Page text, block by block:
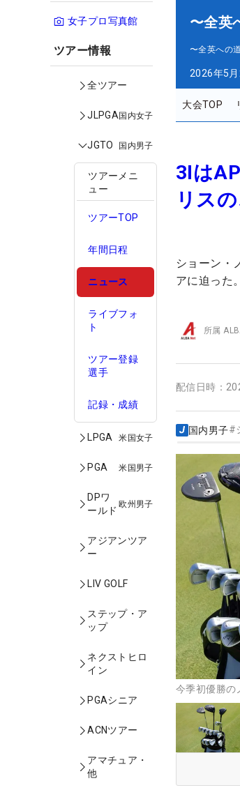
女子プロ写真館
ツアー情報
全ツアー
JLPGA国内女子
JGTO 国内男子
ツアーメニ
ュー
ツアーTOP
年間日程
ニュース
ライブフォ
ト
ツアー登録
選手
記録・成績
LPGA 米国女子
PGA 米国男子
DPワ
ールド
欧州男子
アジアンツア
ー
LIV GOLF
ステップ・ア
ップ
ネクストヒロ
イン
PGAシニア
ACNツアー
アマチュア・
他
〜全英
〜全英への
2026年5
大会TOP
3Iは
リス
ショーン・
アに迫った。
所属
配信日時：
国内男子#
今季初優勝の